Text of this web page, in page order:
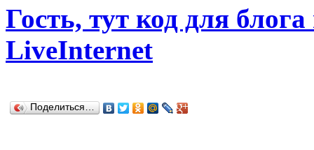
Гость, тут код для
LiveInternet
Поделиться…